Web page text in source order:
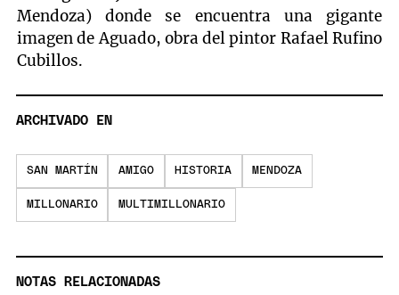
Mendoza) donde se encuentra una gigante
imagen de Aguado, obra del pintor Rafael Rufino
Cubillos.
ARCHIVADO EN
SAN MARTÍN AMIGO HISTORIA MENDOZA
MILLONARIO MULTIMILLONARIO
NOTAS RELACIONADAS